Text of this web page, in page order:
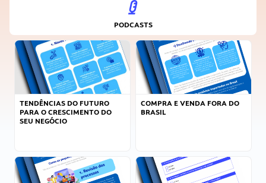
PODCASTS
TENDÊNCIAS DO FUTURO
PARA O CRESCIMENTO DO
SEU NEGÓCIO
COMPRA E VENDA FORA DO
BRASIL